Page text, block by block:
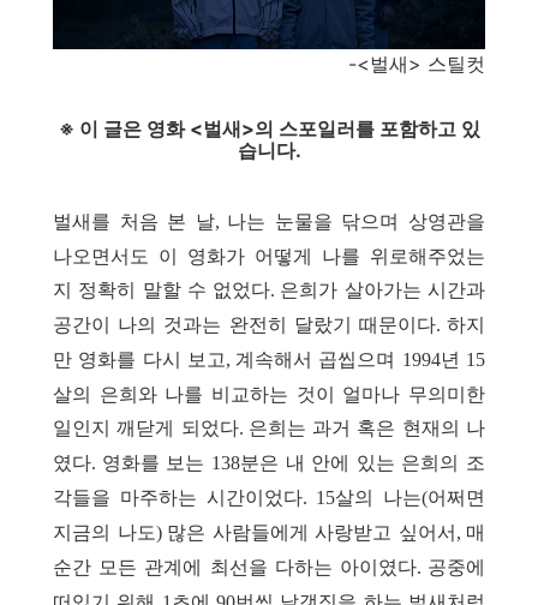
-<벌새> 스틸컷
※ 이 글은 영화 <벌새>의 스포일러를 포함하고 있
습니다.
벌새를 처음 본 날, 나는 눈물을 닦으며 상영관을
나오면서도 이 영화가 어떻게 나를 위로해주었는
지 정확히 말할 수 없었다. 은희가 살아가는 시간과
공간이 나의 것과는 완전히 달랐기 때문이다.하지
만 영화를 다시 보고, 계속해서 곱씹으며 1994년 15
살의 은희와 나를 비교하는 것이 얼마나 무의미한
일인지 깨닫게 되었다. 은희는 과거 혹은 현재의 나
였다. 영화를 보는 138분은 내 안에 있는 은희의 조
각들을 마주하는 시간이었다. 15살의 나는(어쩌면
지금의 나도) 많은 사람들에게 사랑받고 싶어서, 매
순간 모든 관계에 최선을 다하는 아이였다. 공중에